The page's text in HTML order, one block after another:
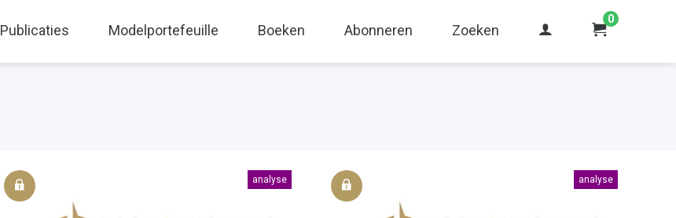
Publicaties Modelportefeuille Boeken Abonneren Zoeken
0
analyse analyse